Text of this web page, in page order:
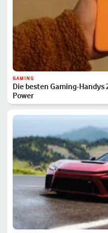
GAMING
Die besten Gaming-Handys
Power